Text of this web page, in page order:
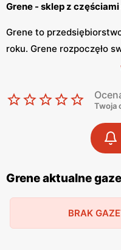
Grene - sklep z
Grene to
roku. Grene rozpoczęło
roku w momencie
marek związanych z
posiada sklepy głównie
intensywnie
Grene - części, odzież
Grene posiada bardzo
maszyn uprawowych,
oraz innych pojazdów. W
odzież roboczą oraz
Twoja
Grene aktualne
BRAK